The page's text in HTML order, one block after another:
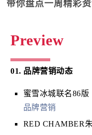
带你盘点一周精彩
Preview
01. 品牌营销动态
蜜雪冰城联名86
品牌营销
RED CHAMBER